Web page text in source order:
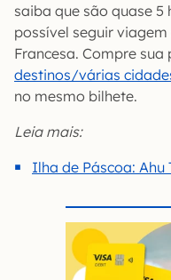
saiba que são quase
possível seguir
Francesa. Compre sua
destinos/várias
no mesmo bilhete.
Leia mais:
Ilha de Páscoa: Ahu